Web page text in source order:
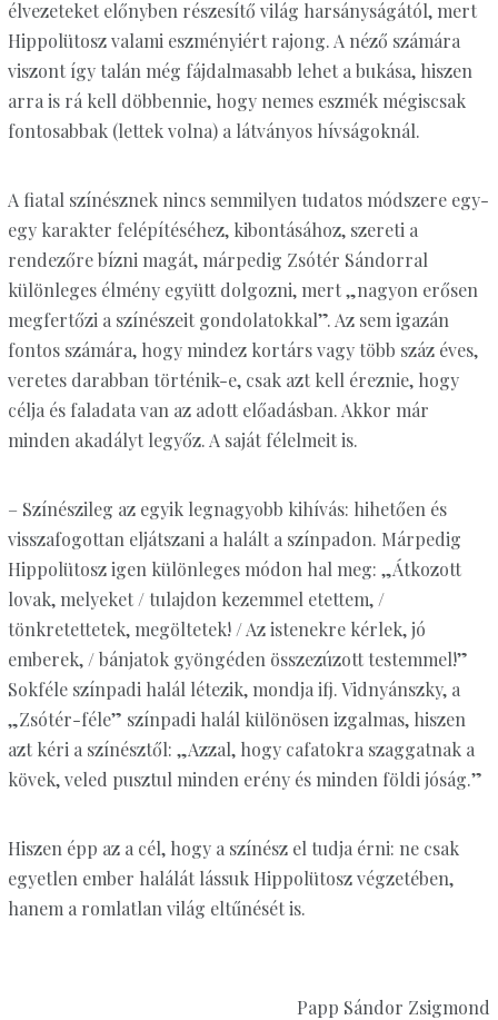
élvezeteket előnyben részesítő világ harsányságától, mert
Hippolütosz valami eszményiért rajong. A néző számára
viszont így talán még fájdalmasabb lehet a bukása, hiszen
arra is rá kell döbbennie, hogy nemes eszmék mégiscsak
fontosabbak (lettek volna) a látványos hívságoknál.
A fiatal színésznek nincs semmilyen tudatos módszere egy-
egy karakter felépítéséhez, kibontásához, szereti a
rendezőre bízni magát, márpedig Zsótér Sándorral
különleges élmény együtt dolgozni, mert „nagyon erősen
megfertőzi a színészeit gondolatokkal”. Az sem igazán
fontos számára, hogy mindez kortárs vagy több száz éves,
veretes darabban történik-e, csak azt kell éreznie, hogy
célja és faladata van az adott előadásban. Akkor már
minden akadályt legyőz. A saját félelmeit is.
– Színészileg az egyik legnagyobb kihívás: hihetően és
visszafogottan eljátszani a halált a színpadon. Márpedig
Hippolütosz igen különleges módon hal meg: „Átkozott
lovak, melyeket / tulajdon kezemmel etettem, /
tönkretettetek, megöltetek! / Az istenekre kérlek, jó
emberek, / bánjatok gyöngéden összezúzott testemmel!”
Sokféle színpadi halál létezik, mondja ifj. Vidnyánszky, a
„Zsótér-féle” színpadi halál különösen izgalmas, hiszen
azt kéri a színésztől: „Azzal, hogy cafatokra szaggatnak a
kövek, veled pusztul minden erény és minden földi jóság.”
Hiszen épp az a cél, hogy a színész el tudja érni: ne csak
egyetlen ember halálát lássuk Hippolütosz végzetében,
hanem a romlatlan világ eltűnését is.
Papp Sándor Zsigmond